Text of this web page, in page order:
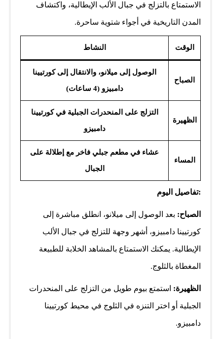
الاستمتاع بالتزلج في جبال الألب الإيطالية، واكتشاف
المدن التاريخية في أجواء شتوية ساحرة.
النشاط الوقت
الوصول إلى ميلانو، والانتقال إلى كورتيينا
دامبيزو (4 ساعات)
الصباح
التزلج على المنحدرات الجبلية في كورتيينا
دامبيزو
الظهيرة
عشاء في مطعم جبلي فاخر مع إطلالة على
الجبال
المساء
:تفاصيل اليوم
الصباح: بعد الوصول إلى ميلانو، انطلق مباشرة إلى
كورتيينا دامبيزو، أشهر وجهة للتزلج في جبال الألب
الإيطالية. يمكنك الاستمتاع بالمشاهد الخلابة للطبيعة
المغطاة بالثلوج.
الظهيرة: استمتع بيوم طويل من التزلج على المنحدرات
الجبلية أو اختر التنزه في الثلوج في محيط كورتيينا
دامبيزو.